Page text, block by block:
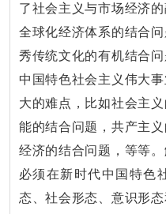
了社会主义与市场经济
全球化经济体系的结合
秀传统文化的有机结合
中国特色社会主义伟大
大的难点，比如社会主
能的结合问题，共产主
经济的结合问题，等等
必须在新时代中国特色
态、社会形态、意识形